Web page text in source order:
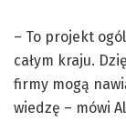
– To projekt
całym kraju.
firmy mogą
wiedzę – mówi